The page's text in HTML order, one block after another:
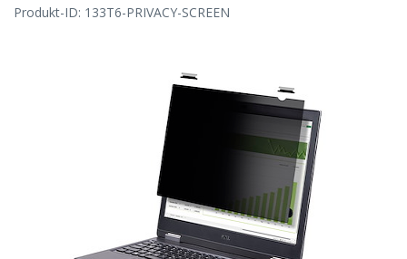
Produkt-ID: 133T6-PRIVACY-SCREEN